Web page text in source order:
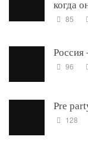
когда
85
Россия
96
Pre
128